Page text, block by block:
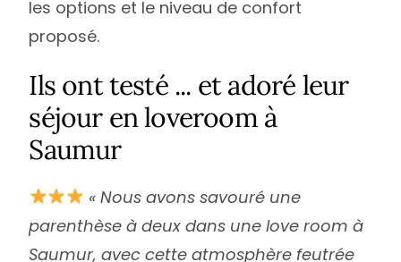
les options et le niveau de confort
proposé.
Ils ont testé ... et adoré leur
séjour en loveroom à
Saumur
« Nous avons savouré une
parenthèse à deux dans une love room à
Saumur, avec cette atmosphère feutrée